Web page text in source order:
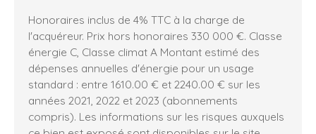
Honoraires inclus de 4% TTC à la charge de
l'acquéreur. Prix hors honoraires 330 000 €. Classe
énergie C, Classe climat A Montant estimé des
dépenses annuelles d'énergie pour un usage
standard : entre 1610.00 € et 2240.00 € sur les
années 2021, 2022 et 2023 (abonnements
compris). Les informations sur les risques auxquels